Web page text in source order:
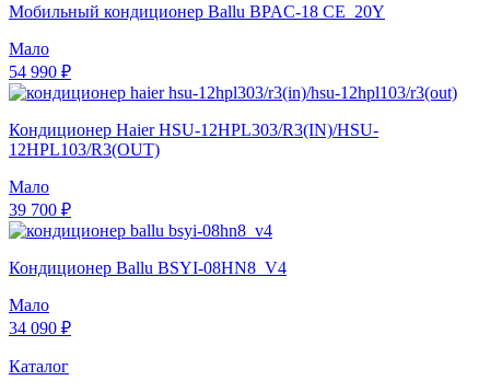
Мобильный кондиционер Ballu BPAC-18 CE_20Y
Мало
54 990 ₽
Кондиционер Haier HSU-12HPL303/R3(IN)/HSU-
12HPL103/R3(OUT)
Мало
39 700 ₽
Кондиционер Ballu BSYI-08HN8_V4
Мало
34 090 ₽
Каталог